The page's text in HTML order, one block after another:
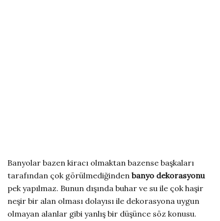
Banyolar bazen kiracı olmaktan bazense başkaları
tarafından çok görülmediğinden banyo dekorasyonu
pek yapılmaz. Bunun dışında buhar ve su ile çok haşir
neşir bir alan olması dolayısı ile dekorasyona uygun
olmayan alanlar gibi yanlış bir düşünce söz konusu.